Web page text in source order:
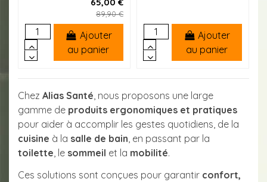
89,90 €
Ajouter
au panier
Ajouter
au panier
Chez Alias Santé , nous proposons une large
gamme de produits ergonomiques et pratiques
pour aider à accomplir les gestes quotidiens, de la
cuisine à la salle de bain , en passant par la
toilette , le sommeil et la mobilité.
Ces solutions sont conçues pour garantir confort,